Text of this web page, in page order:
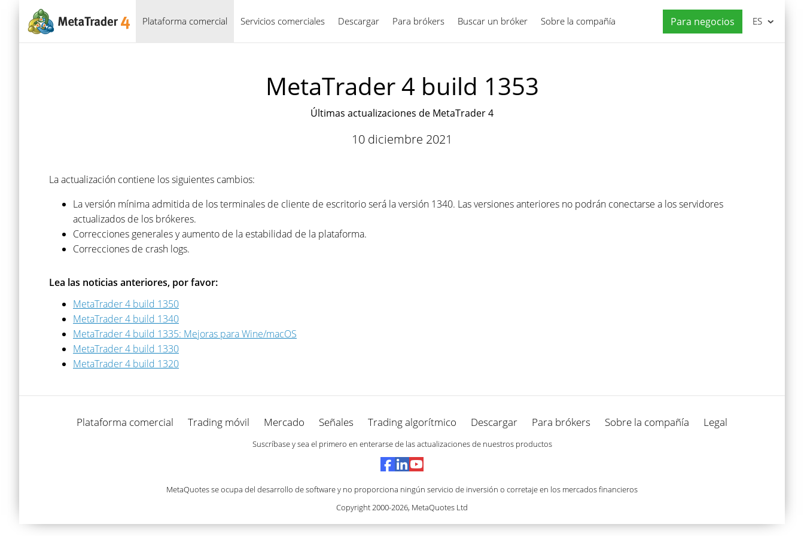
Plataforma comercial Servicios comerciales Descargar Para brókers Buscar un bróker Sobre la compañía Para negocios
Español ES
MetaTrader 4 build 1353
Últimas actualizaciones de MetaTrader 4
10 diciembre 2021
La actualización contiene los siguientes cambios:
La versión mínima admitida de los terminales de cliente de escritorio será la versión 1340. Las versiones anteriores no podrán conectarse a los servidores
actualizados de los brókeres.
Correcciones generales y aumento de la estabilidad de la plataforma.
Correcciones de crash logs.
Lea las noticias anteriores, por favor:
MetaTrader 4 build 1350
MetaTrader 4 build 1340
MetaTrader 4 build 1335: Mejoras para Wine/macOS
MetaTrader 4 build 1330
MetaTrader 4 build 1320
Plataforma comercial Trading móvil Mercado Señales Trading algorítmico Descargar Para brókers Sobre la compañía Legal
Suscríbase y sea el primero en enterarse de las actualizaciones de nuestros productos
MetaQuotes se ocupa del desarrollo de software y no proporciona ningún servicio de inversión o corretaje en los mercados financieros
Copyright 2000-2026, MetaQuotes Ltd